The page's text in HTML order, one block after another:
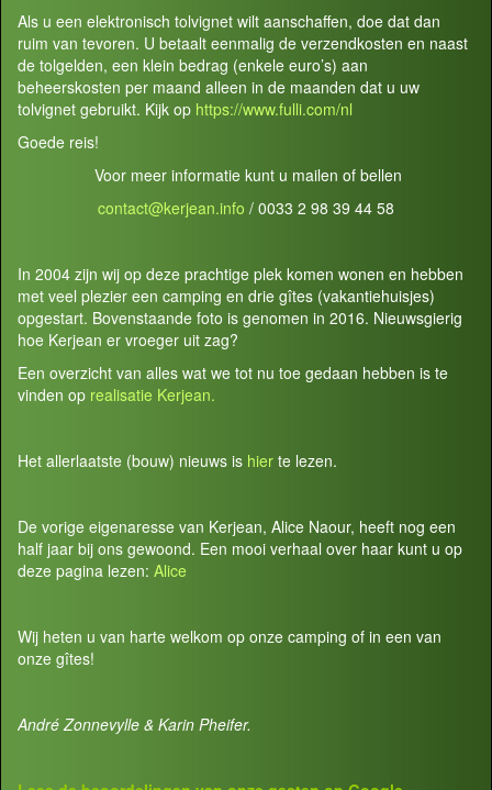
Als u een elektronisch tolvignet wilt aanschaffen, doe dat dan
ruim van tevoren. U betaalt eenmalig de verzendkosten en naast
de tolgelden, een klein bedrag (enkele euro’s) aan
beheerskosten per maand alleen in de maanden dat u uw
tolvignet gebruikt. Kijk op https://www.fulli.com/nl
Goede reis!
Voor meer informatie kunt u mailen of bellen
contact@kerjean.info / 0033 2 98 39 44 58
In 2004 zijn wij op deze prachtige plek komen wonen en hebben
met veel plezier een camping en drie gîtes (vakantiehuisjes)
opgestart. Bovenstaande foto is genomen in 2016. Nieuwsgierig
hoe Kerjean er vroeger uit zag?
Een overzicht van alles wat we tot nu toe gedaan hebben is te
vinden op realisatie Kerjean.
Het allerlaatste (bouw) nieuws is hier te lezen.
De vorige eigenaresse van Kerjean, Alice Naour, heeft nog een
half jaar bij ons gewoond. Een mooi verhaal over haar kunt u op
deze pagina lezen: Alice
Wij heten u van harte welkom op onze camping of in een van
onze gîtes!
André Zonnevylle & Karin Pheifer.